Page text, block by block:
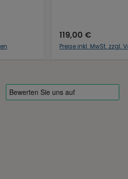
119,00 €
Preise inkl. MwSt. zzgl.